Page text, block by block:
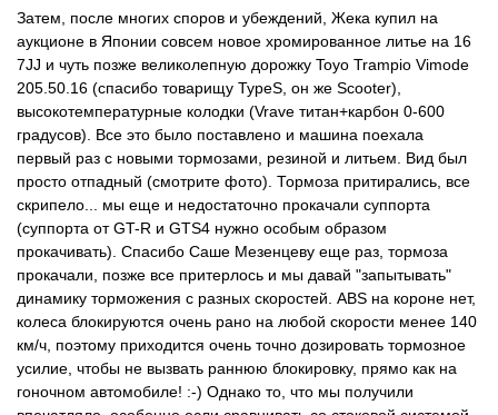
Затем, после многих споров и убеждений, Жека купил на
аукционе в Японии совсем новое хромированное литье на 16
7JJ и чуть позже великолепную дорожку Toyo Trampio Vimode
205.50.16 (спасибо товарищу TypeS, он же Scooter),
высокотемпературные колодки (Vrave титан+карбон 0-600
градусов). Все это было поставлено и машина поехала
первый раз с новыми тормозами, резиной и литьем. Вид был
просто отпадный (смотрите фото). Тормоза притирались, все
скрипело... мы еще и недостаточно прокачали суппорта
(суппорта от GT-R и GTS4 нужно особым образом
прокачивать). Спасибо Саше Мезенцеву еще раз, тормоза
прокачали, позже все притерлось и мы давай "запытывать"
динамику торможения с разных скоростей. ABS на короне нет,
колеса блокируются очень рано на любой скорости менее 140
км/ч, поэтому приходится очень точно дозировать тормозное
усилие, чтобы не вызвать раннюю блокировку, прямо как на
гоночном автомобиле! :-) Однако то, что мы получили